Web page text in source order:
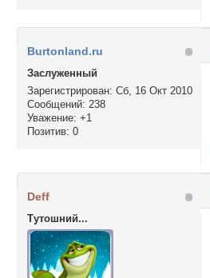
Burtonland.ru
Заслуженный
Зарегистрирован: Сб, 16 Окт 2010
Сообщений: 238
Уважение: +1
Позитив: 0
Deff
Тутошний...